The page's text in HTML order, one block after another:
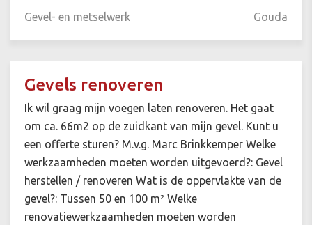
Gevel- en metselwerk Gouda
Gevels renoveren
Ik wil graag mijn voegen laten renoveren. Het gaat
om ca. 66m2 op de zuidkant van mijn gevel. Kunt u
een offerte sturen? M.v.g. Marc Brinkkemper Welke
werkzaamheden moeten worden uitgevoerd?: Gevel
herstellen / renoveren Wat is de oppervlakte van de
gevel?: Tussen 50 en 100 m² Welke
renovatiewerkzaamheden moeten worden